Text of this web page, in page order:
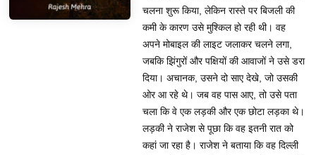
चलना शुरू किया, लेकिन रास्ते पर बिजली की
कमी के कारण उसे मुश्किल हो रही थी। वह
अपने मोबाइल की लाइट जलाकर चलने लगा,
जबकि झिंगुरों और पक्षियों की आवाजों ने उसे डरा
दिया। अचानक, उसने दो साए देखे, जो उसकी
ओर आ रहे थे। जब वह पास आए, तो उसे पता
चला कि वे एक लड़की और एक छोटा लड़का थे।
लड़की ने राजेश से पूछा कि वह इतनी रात को
कहां जा रहा है। राजेश ने बताया कि वह दिल्ली